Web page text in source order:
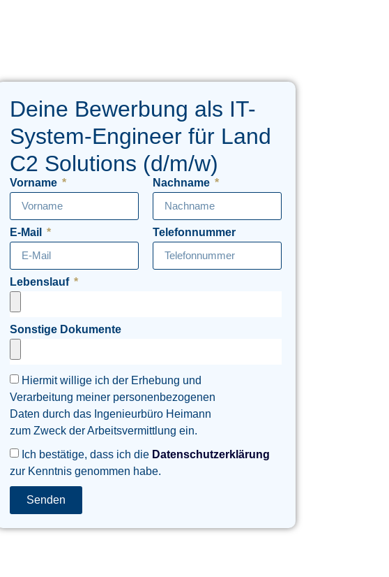
Deine Bewerbung als IT-
System-Engineer für Land
C2 Solutions (d/m/w)
Vorname Nachname
E-Mail Telefonnummer
Lebenslauf
Sonstige Dokumente
Hiermit willige ich der Erhebung und
Verarbeitung meiner personenbezogenen
Daten durch das Ingenieurbüro Heimann
zum Zweck der Arbeitsvermittlung ein.
Ich bestätige, dass ich die Datenschutzerklärung
zur Kenntnis genommen habe.
Senden